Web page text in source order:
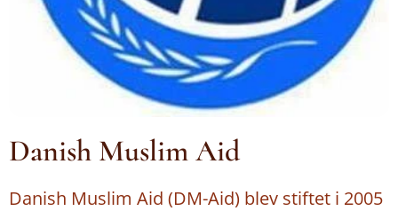
Danish Muslim Aid
Danish Muslim Aid (DM-Aid) blev stiftet i 2005